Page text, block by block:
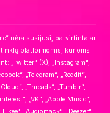
nėra susijusi, patvirtinta ar
platformomis, kurioms
„Twitter“ (X), „Instagram“,
„Telegram“, „Reddit“,
„Threads“, „Tumblr“,
„VK“, „Apple Music“,